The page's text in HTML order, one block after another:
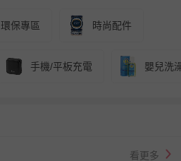
環保專區 時尚配件
手機/平板充電 嬰兒洗
看更多